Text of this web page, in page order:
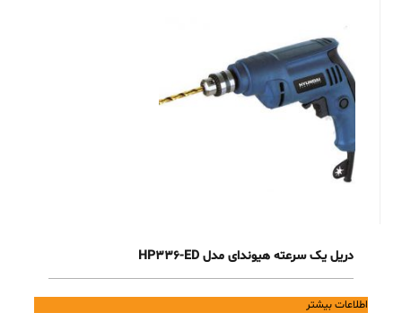
دریل یک سرعته هیوندای مدل HP336-ED
اطلاعات بیشتر